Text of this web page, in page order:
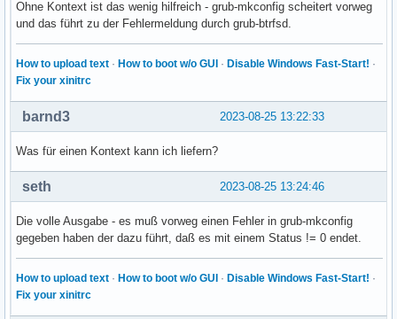
Ohne Kontext ist das wenig hilfreich - grub-mkconfig scheitert vorweg
und das führt zu der Fehlermeldung durch grub-btrfsd.
How to upload text · How to boot w/o GUI · Disable Windows Fast-Start! ·
Fix your xinitrc
2023-08-25 13:22:33
barnd3
Was für einen Kontext kann ich liefern?
2023-08-25 13:24:46
seth
Die volle Ausgabe - es muß vorweg einen Fehler in grub-mkconfig
gegeben haben der dazu führt, daß es mit einem Status != 0 endet.
How to upload text · How to boot w/o GUI · Disable Windows Fast-Start! ·
Fix your xinitrc